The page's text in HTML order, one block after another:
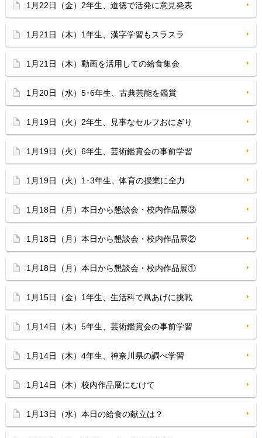
1月22日（金）2年生、道徳で活発に意見発表
1月21日（木）1年生、漢字学習もスラスラ
1月21日（木）動画を活用しての給食集会
1月20日（水）5･6年生、古典芸能を鑑賞
1月19日（火）2年生、見事なセルフおにぎり
1月19日（火）6年生、芸術鑑賞会の事前学習
1月19日（火）1･3年生、体育の授業に全力
1月18日（月）本日から懇談会・校内作品展③
1月18日（月）本日から懇談会・校内作品展②
1月18日（月）本日から懇談会・校内作品展①
1月15日（金）1年生、生活科で凧あげに挑戦
1月14日（木）5年生、芸術鑑賞会の事前学習
1月14日（木）4年生、神奈川県の調べ学習
1月14日（木）校内作品展にむけて
1月13日（水）本日の給食の献立は？